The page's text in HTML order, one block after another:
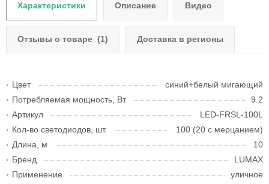
Характеристики Описание Видео
Отзывы о товаре (1) Доставка в регионы
Цвет
синий+белый мигающий
Потребляемая мощность, Вт
9.2
Артикул
LED-FRSL-100L
Кол-во светодиодов, шт.
100 (20 с мерцанием)
Длина, м
10
Бренд
LUMAX
Применение
уличное